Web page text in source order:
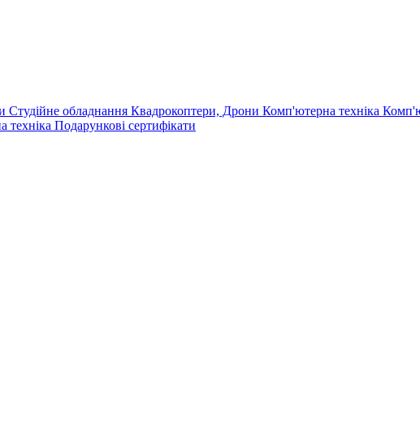
Студійне обладнання Квадрокоптери, Дрони Комп'ютерна техніка
техніка Подарункові сертифікати